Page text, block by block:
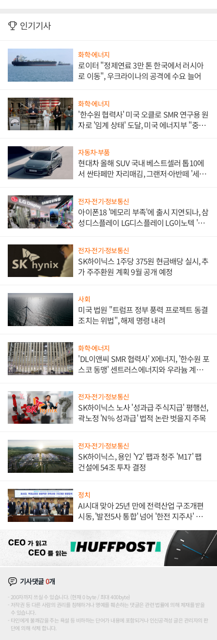
인기기사
화학·에너지
로이터 "정제연료 3만 톤 한국에서 러시아
로 이동", 우크라이나의 공격에 수요 늘어
화학·에너지
'한수원 협력사' 미국 오클로 SMR 연구용 원
자로 '임계 상태' 도달, 미국 에너지부 "중요
자동차·부품
현대차 올해 SUV 국내 베스트셀러 톱10에
서 싼타페만 자리매김, 그랜저·아반떼 '세단
전자·전기·정보통신
아이폰18 '메모리 부족'에 출시 지연되나, 삼
성디스플레이 LG디스플레이 LG이노텍 '탈
전자·전기·정보통신
SK하이닉스 1주당 375원 현금배당 실시, 추
가 주주환원 계획 9월 공개 예정
사회
미국 법원 "트럼프 정부 풍력 프로젝트 동결
조치는 위법", 해제 명령 내려
화학·에너지
'DL이앤씨 SMR 협력사' X에너지, '한수원 포
스코 동맹' 센트러스에너지와 우라늄 계약
전자·전기·정보통신
SK하이닉스 노사 '성과급 주식지급' 평행선,
곽노정 'N% 성과급' 법적 논란 벗을지 주목
전자·전기·정보통신
SK하이닉스, 용인 'Y2' 팹과 청주 'M17' 팹
건설에 54조 투자 결정
정치
AI시대 맞아 25년 만에 전력산업 구조개편
시동, '발전5사 통합' 넘어 '한전 지주사' 재편
기사댓글0개
200자까지 쓰실 수 있습니다. (현재 0 byte / 최대 400byte)
저작권 등 다른 사람의 권리를 침해하거나 명예를 훼손하는 댓글은 관련 법률에 의해 제재를 받을
수 있습니다.
타인에게 불쾌감을 주는 욕설 등 비하하는 단어가 내용에 포함되거나 인신공격성 글은 관리자의 판
단에 의해 삭제 합니다.